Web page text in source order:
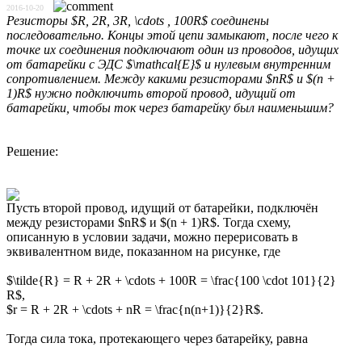
2016-10-20
Резисторы $R, 2R, 3R, \cdots , 100R$ соединены
последовательно. Концы этой цепи замыкают, после чего к
точке их соединения подключают один из проводов, идущих
от батарейки с ЭДС $\mathcal{E}$ и нулевым внутренним
сопротивлением. Между какими резисторами $nR$ и $(n +
1)R$ нужно подключить второй провод, идущий от
батарейки, чтобы ток через батарейку был наименьшим?
Решение:
Пусть второй провод, идущий от батарейки, подключён
между резисторами $nR$ и $(n + 1)R$. Тогда схему,
описанную в условии задачи, можно перерисовать в
эквивалентном виде, показанном на рисунке, где
$\tilde{R} = R + 2R + \cdots + 100R = \frac{100 \cdot 101}{2}
R$,
$r = R + 2R + \cdots + nR = \frac{n(n+1)}{2}R$.
Тогда сила тока, протекающего через батарейку, равна